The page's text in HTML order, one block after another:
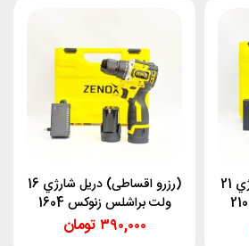
(رزرو اقساطی)دريل شارژي 21
(رزرو اقساطی) دريل شارژي 16
ولت براشلس زنوکس 1604
تومان۳۹۰,۰۰۰